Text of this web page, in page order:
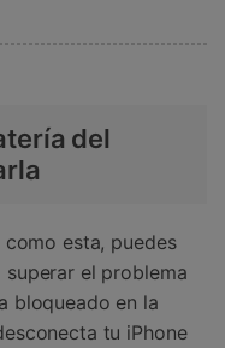
del
esta, puedes
el problema
bloqueado en la
tu iPhone